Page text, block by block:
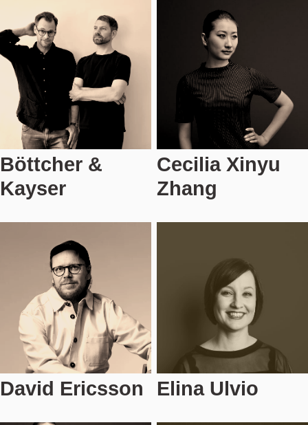
Böttcher &
Kayser
Cecilia Xinyu
Zhang
David Ericsson Elina Ulvio